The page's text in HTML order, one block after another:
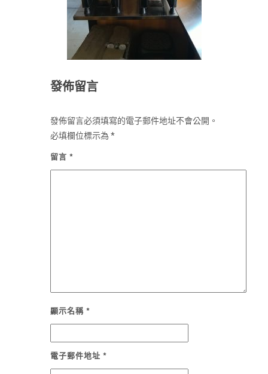
發佈留言
發佈留言必須填寫的電子郵件地址不會公開。
必填欄位標示為 *
留言 *
顯示名稱 *
電子郵件地址 *